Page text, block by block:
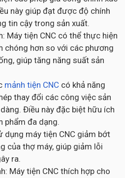
này giúp đạt được độ chính
tin cậy trong sản xuất.
Máy tiện CNC có thể thực hiện
chóng hơn so với các phương
giúp tăng năng suất sản
mảnh tiện CNC có khả năng
thay đổi các công việc sản
Điều này đặc biệt hữu ích
phẩm đa dạng.
dụng máy tiện CNC giảm bớt
của thợ máy, giúp giảm lỗi
ra.
Máy tiện CNC thích hợp cho